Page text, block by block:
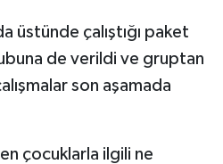
üstünde çalıştığı paket
de verildi ve gruptan
son aşamada
çocuklarla ilgili ne